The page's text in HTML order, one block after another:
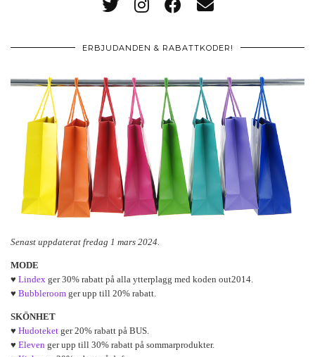
ERBJUDANDEN & RABATTKODER!
Senast uppdaterat fredag 1 mars 2024.
MODE
♥ Lindex ger 30% rabatt på alla ytterplagg med koden out2014.
♥ Bubbleroom ger upp till 20% rabatt.
SKÖNHET
♥ Hudoteket ger 20% rabatt på BUS.
♥ Eleven ger upp till 30% rabatt på sommarprodukter.